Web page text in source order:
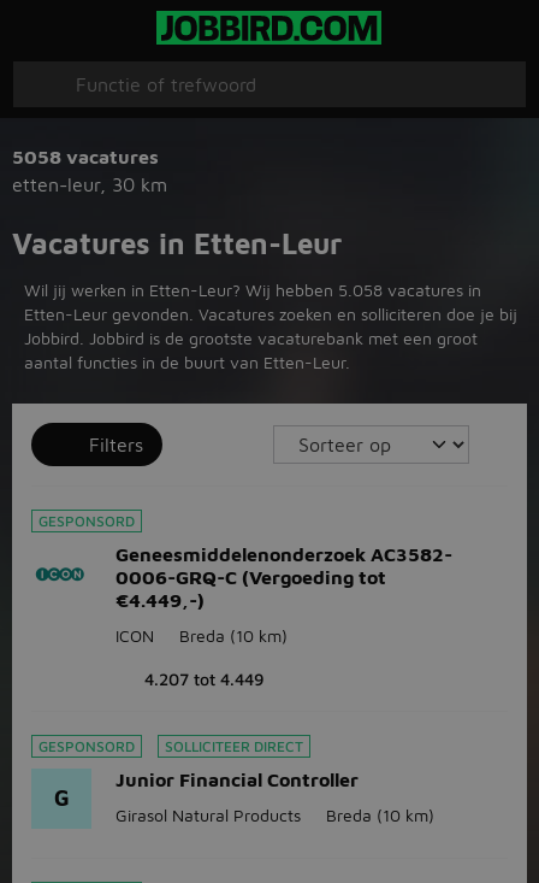
5058 vacatures
etten-leur, 30 km
Vacatures in Etten-Leur
Wil jij werken in Etten-Leur? Wij hebben 5.058 vacatures in
Etten-Leur gevonden. Vacatures zoeken en solliciteren doe je bij
Jobbird. Jobbird is de grootste vacaturebank met een groot
aantal functies in de buurt van Etten-Leur.
Filters
GESPONSORD
Geneesmiddelenonderzoek AC3582-
0006-GRQ-C (Vergoeding tot
€4.449,-)
ICON Breda (10 km)
4.207 tot 4.449
GESPONSORD SOLLICITEER DIRECT
G
Junior Financial Controller
Girasol Natural Products Breda (10 km)